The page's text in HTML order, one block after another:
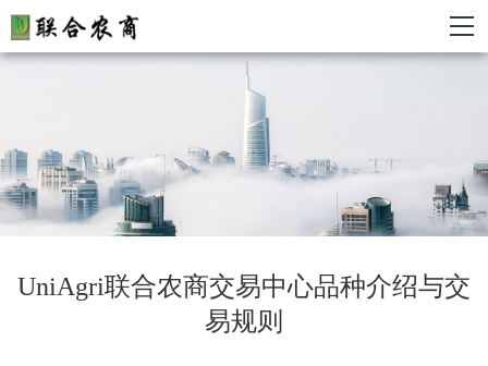
UniAgri联合农商交易中心品种介绍与交
易规则